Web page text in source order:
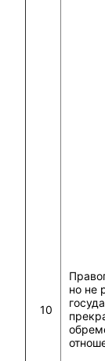
10
но не